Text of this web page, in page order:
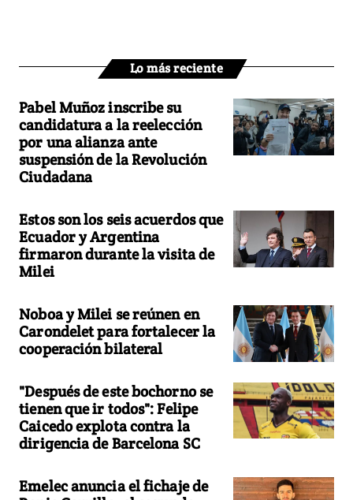
Lo más reciente
Pabel Muñoz inscribe su
candidatura a la reelección
por una alianza ante
suspensión de la Revolución
Ciudadana
Estos son los seis acuerdos que
Ecuador y Argentina
firmaron durante la visita de
Milei
Noboa y Milei se reúnen en
Carondelet para fortalecer la
cooperación bilateral
"Después de este bochorno se
tienen que ir todos": Felipe
Caicedo explota contra la
dirigencia de Barcelona SC
Emelec anuncia el fichaje de